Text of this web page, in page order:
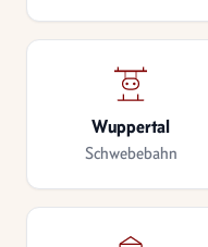
Wuppertal
Schwebebahn